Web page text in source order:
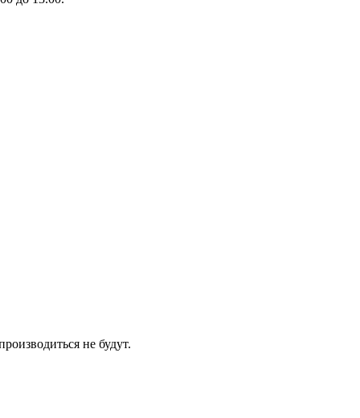
не будут.